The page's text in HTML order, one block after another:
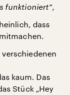
funktioniert“,
dass
kaum. Das
Stück „Hey